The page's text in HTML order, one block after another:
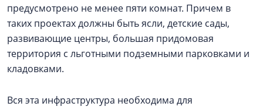
предусмотрено не менее пяти комнат. Причем в
таких проектах должны быть ясли, детские сады,
развивающие центры, большая придомовая
территория с льготными подземными парковками и
кладовками.
Вся эта инфраструктура необходима для